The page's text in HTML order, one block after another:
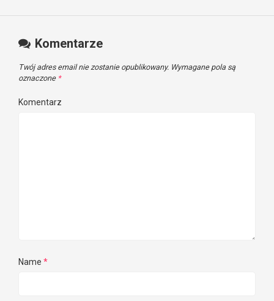
Komentarze
Twój adres email nie zostanie opublikowany. Wymagane pola są
oznaczone *
Komentarz
Name *